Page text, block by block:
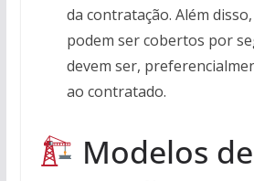
da contratação. Além
podem ser cobertos por
devem ser,
ao contratado.
Modelos de